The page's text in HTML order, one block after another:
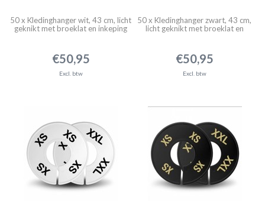
50 x Kledinghanger wit, 43 cm, licht
geknikt met broeklat en inkeping
€50,95
Excl. btw
50 x Kledinghanger zwart, 43 cm,
licht geknikt met broeklat en
€50,95
Excl. btw